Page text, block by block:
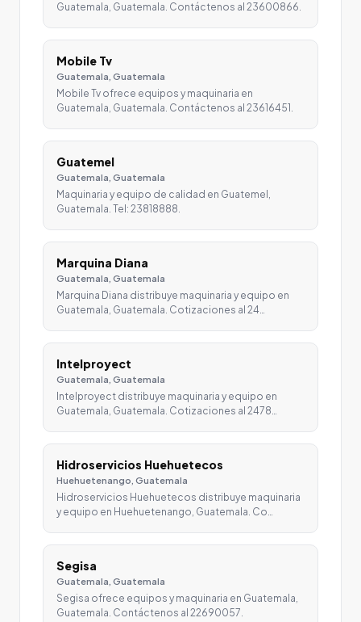
Guatemala, Guatemala. Contáctenos al 23600866.
Mobile Tv
Guatemala, Guatemala
Mobile Tv ofrece equipos y maquinaria en
Guatemala, Guatemala. Contáctenos al 23616451.
Guatemel
Guatemala, Guatemala
Maquinaria y equipo de calidad en Guatemel,
Guatemala. Tel: 23818888.
Marquina Diana
Guatemala, Guatemala
Marquina Diana distribuye maquinaria y equipo en
Guatemala, Guatemala. Cotizaciones al 24…
Intelproyect
Guatemala, Guatemala
Intelproyect distribuye maquinaria y equipo en
Guatemala, Guatemala. Cotizaciones al 2478…
Hidroservicios Huehuetecos
Huehuetenango, Guatemala
Hidroservicios Huehuetecos distribuye maquinaria
y equipo en Huehuetenango, Guatemala. Co…
Segisa
Guatemala, Guatemala
Segisa ofrece equipos y maquinaria en Guatemala,
Guatemala. Contáctenos al 22690057.